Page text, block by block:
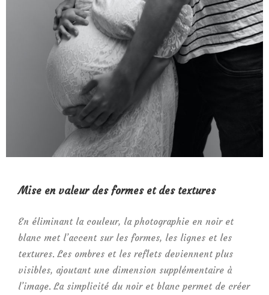
Mise en valeur des formes et des textures
En éliminant la couleur, la photographie en noir et
blanc met l’accent sur les formes, les lignes et les
textures. Les ombres et les reflets deviennent plus
visibles, ajoutant une dimension supplémentaire à
l’image. La simplicité du noir et blanc permet de créer